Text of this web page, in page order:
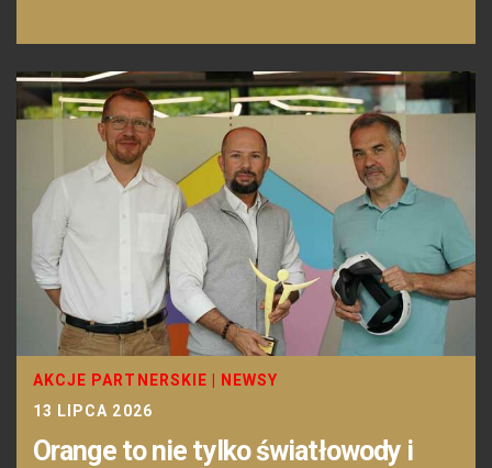
AKCJE PARTNERSKIE
NEWSY
13 LIPCA 2026
Orange to nie tylko światłowody i